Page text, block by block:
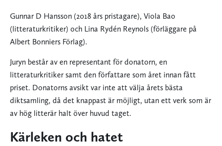
Gunnar D Hansson (2018 års pristagare), Viola Bao
(litteraturkritiker) och Lina Rydén Reynols (förläggare på
Albert Bonniers Förlag).
Juryn består av en representant för donatorn, en
litteraturkritiker samt den författare som året innan fått
priset. Donatorns avsikt var inte att välja årets bästa
diktsamling, då det knappast är möjligt, utan ett verk som är
av hög litterär halt över huvud taget.
Kärleken och hatet